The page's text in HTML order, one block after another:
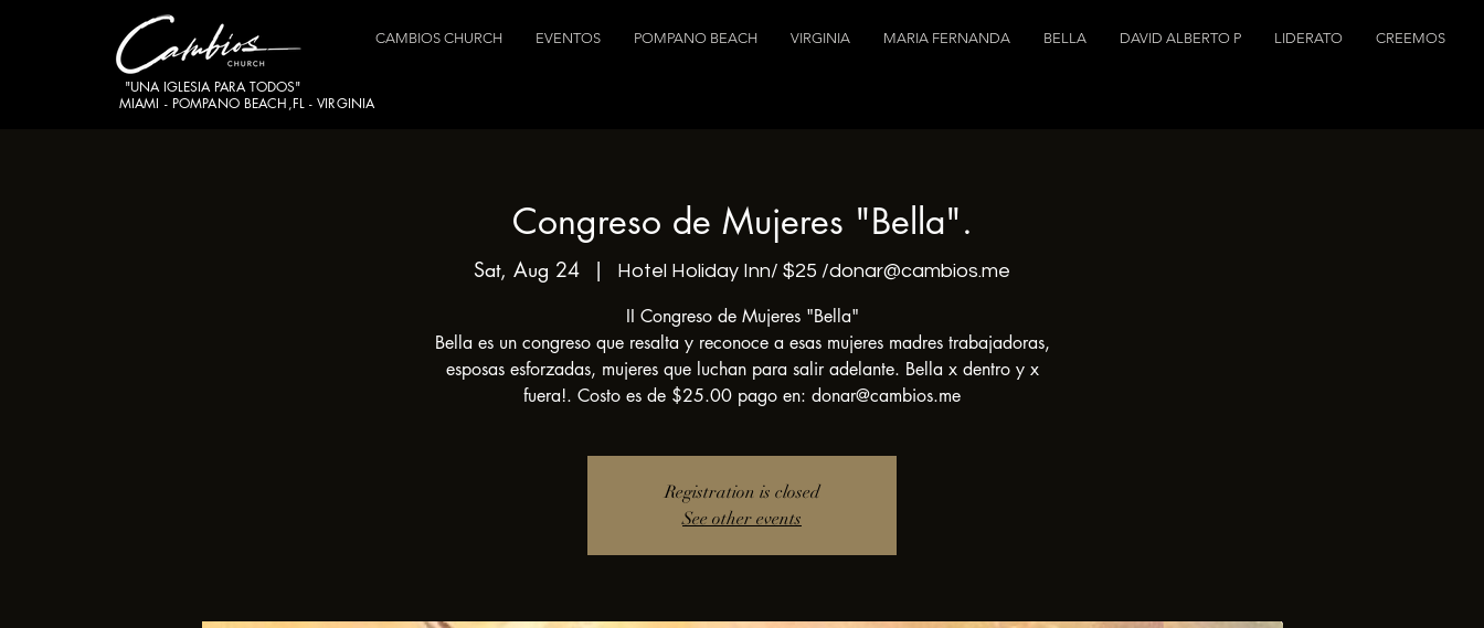
CAMBIOS CHURCH EVENTOS POMPANO BEACH VIRGINIA MARIA FERNANDA BELLA DAVID ALBERTO P LIDERATO CREEMOS
"UNA IGLESIA PARA TODOS"
MIAMI - POMPANO BEACH,FL - VIRGINIA
Congreso de Mujeres "Bella".
Sat, Aug 24
  |
Hotel Holiday Inn/ $25 /donar@cambios.me
II Congreso de Mujeres "Bella"
Bella es un congreso que resalta y reconoce a esas mujeres madres trabajadoras,
esposas esforzadas, mujeres que luchan para salir adelante. Bella x dentro y x
fuera!. Costo es de $25.00 pago en: donar@cambios.me
Registration is closed
See other events